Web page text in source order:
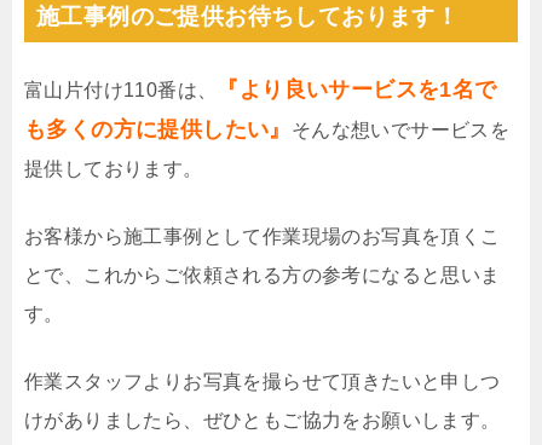
施工事例のご提供お待ちしております！
富山片付け110番は、
『より良いサービスを1名で
も多くの方に提供したい』
そんな想いでサービスを
提供しております。
お客様から施工事例として作業現場のお写真を頂くこ
とで、これからご依頼される方の参考になると思いま
す。
作業スタッフよりお写真を撮らせて頂きたいと申しつ
けがありましたら、ぜひともご協力をお願いします。